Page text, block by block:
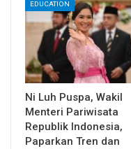
EDUCATION
Ni Luh Puspa, Wakil
Menteri Pariwisata
Republik Indonesia,
Paparkan Tren dan